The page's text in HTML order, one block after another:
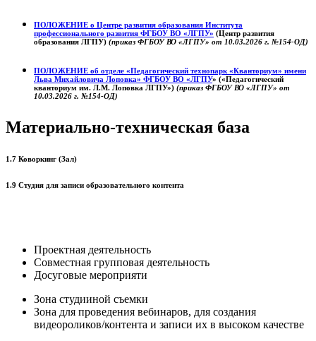
ПОЛОЖЕНИЕ о Центре развития образования Института
профессионального развития ФГБОУ ВО «ЛГПУ» (Центр развития
образования ЛГПУ) (приказ ФГБОУ ВО «ЛГПУ» от 10.03.2026 г. №154-ОД)
ПОЛОЖЕНИЕ об отделе «Педагогический технопарк «Кванториум» имени
Льва Михайловича Лоповка» ФГБОУ ВО «ЛГПУ» («Педагогический
кванториум им. Л.М. Лоповка ЛГПУ») (приказ ФГБОУ ВО «ЛГПУ» от
10.03.2026 г. №154-ОД)
Материально-техническая база
1.7 Коворкинг (Зал)
1.9 Студия для записи образовательного контента
Проектная деятельность
Совместная групповая деятельность
Досуговые мероприяти
Зона студииной съемки
Зона для проведения вебинаров, для создания
видеороликов/контента и записи их в высоком качестве